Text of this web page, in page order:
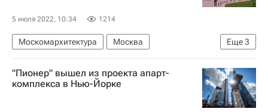
5 июля 2022, 10:34 1214
Еще3
Москомархитектура
Москва
Сергей Кузнецов (архитектор)
Строительство
Реконструкция
"Пионер" вышел из проекта апарт-
комплекса в Нью-Йорке